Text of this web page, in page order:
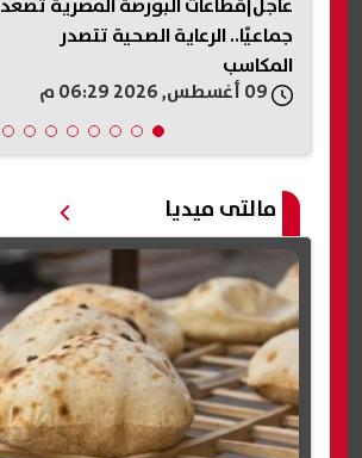
عاجل|قطاعات البورصة المصرية تصعد
جماعيًا.. الرعاية الصحية تتصدر
المكاسب
مالتى ميديا